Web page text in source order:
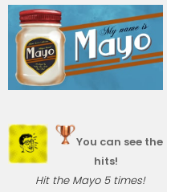
You can see the
hits!
Hit the Mayo 5 times!